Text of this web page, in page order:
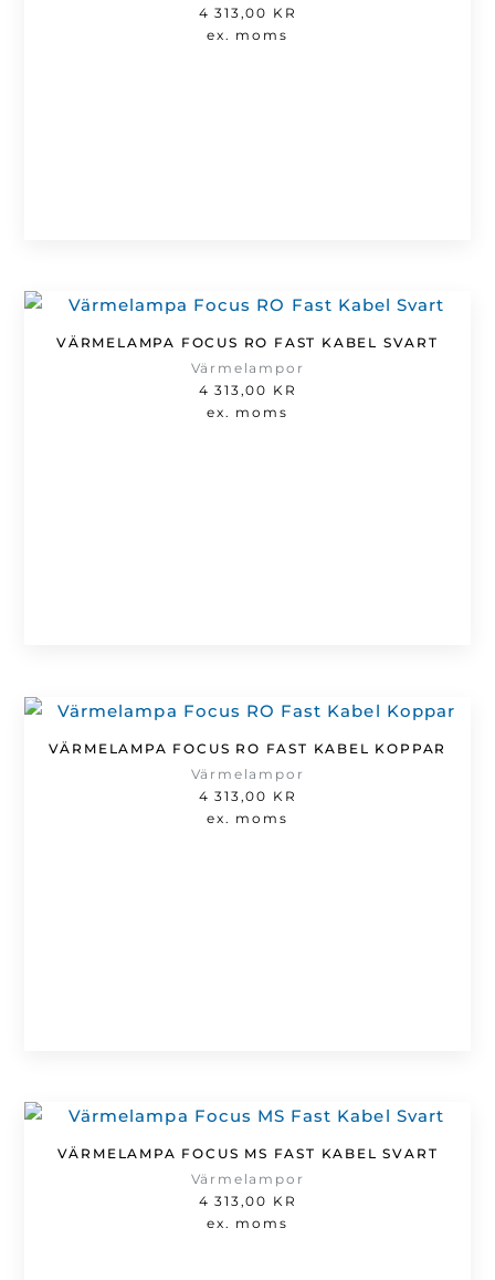
4 313,00 KR
ex. moms
VÄRMELAMPA FOCUS RO FAST KABEL SVART
Värmelampor
4 313,00 KR
ex. moms
VÄRMELAMPA FOCUS RO FAST KABEL KOPPAR
Värmelampor
4 313,00 KR
ex. moms
VÄRMELAMPA FOCUS MS FAST KABEL SVART
Värmelampor
4 313,00 KR
ex. moms